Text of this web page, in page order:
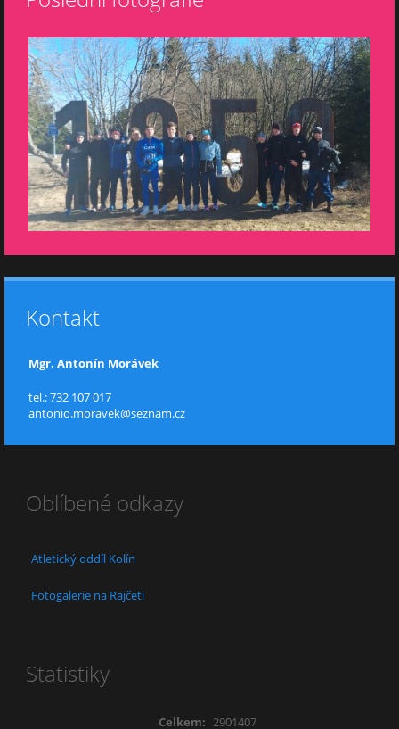
Kontakt
Mgr. Antonín Morávek
tel.: 732 107 017
antonio.moravek@seznam.cz
Oblíbené odkazy
Atletický oddíl Kolín
Fotogalerie na Rajčeti
Statistiky
Celkem: 2901407